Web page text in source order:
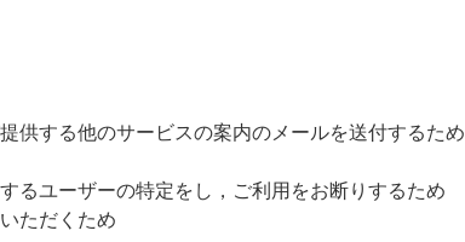
供する他のサービスの案内のメールを送付するため
るユーザーの特定をし，ご利用をお断りするため
ただくため